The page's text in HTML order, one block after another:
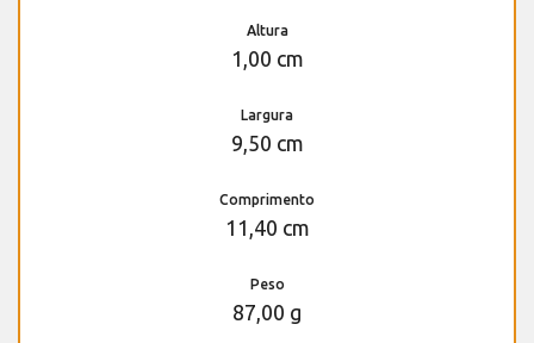
Altura
1,00 cm
Largura
9,50 cm
Comprimento
11,40 cm
Peso
87,00 g